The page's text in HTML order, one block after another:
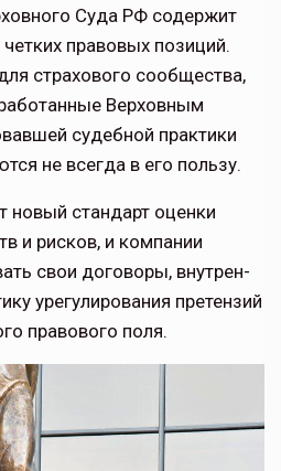
Суда РФ содержит
правовых позиций.
страхового сообще­ства,
Верховным
судебной практики
не всегда в его пользу.
новый стан­дарт оценки
и рисков, и компании
свои договоры, внутрен­
урегулиро­вания претензий
правового поля.